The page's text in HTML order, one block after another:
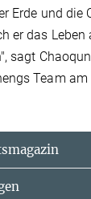
Erde und
er das
sagt
Team